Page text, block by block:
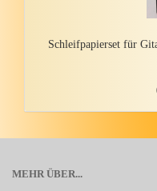
Schleif­pa­pier­set für
MEHR ÜBER...